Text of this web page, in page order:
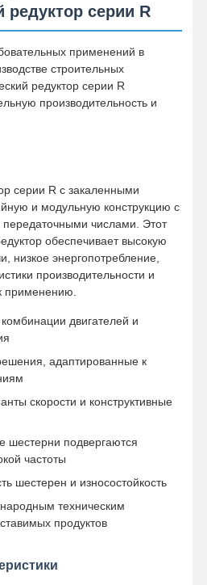
редуктор серии R
применений в
строительных
редуктор серии R
производительность и
серии R с закаленными
и модульную конструкцию с
числами. Этот
обеспечивает высокую
низкое энергопотребление,
производительности и
применению.
двигателей и
адаптированные к
скорости и конструктивные
шестерни подвергаются
частоты
шестерен и износостойкость
техническим
продуктов